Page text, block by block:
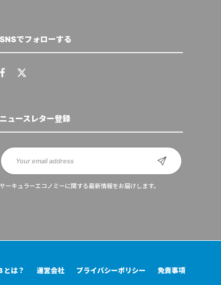
SNSでフォローする
ニュースレター登録
サーキュラーエコノミーに関する最新情報をお届けします。
とは？ 運営会社 プライバシーポリシー 免責事項